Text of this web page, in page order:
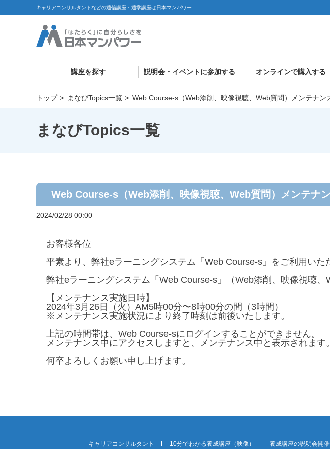
キャリアコンサルタントなどの通信講座・通学講座は日本マンパワー
講座を探す 説明会・イベントに参加する オンラインで購入する
トップ まなびTopics一覧 Web Course-s（Web添削、映像視聴、Web質問）メンテナン
まなびTopics一覧
Web Course-s（Web添削、映像視聴、Web質問）メンテナ
2024/02/28 00:00
お客様各位
平素より、弊社eラーニングシステム「Web Course-s」をご利用いた
弊社eラーニングシステム「Web Course-s」（Web添削、映像視聴
【メンテナンス実施日時】
2024年3月26日（火）AM5時00分〜8時00分の間（3時間）
※メンテナンス実施状況により終了時刻は前後いたします。
上記の時間帯は、Web Course-sにログインすることができません。
メンテナンス中にアクセスしますと、メンテナンス中と表示されます。
何卒よろしくお願い申し上げます。
キャリアコンサルタント 10分でわかる養成講座（映像） 養成講座の説明会開